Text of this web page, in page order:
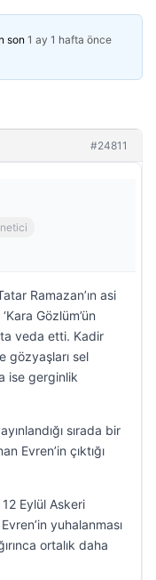
son 1 ay 1 hafta önce
#24811
Ramazan’ın asi
‘Kara Gözlüm’ün
veda etti. Kadir
gözyaşları sel
ise gerginlik
sırada bir
Evren’in çıktığı
Eylül Askeri
yuhalanması
ortalık daha